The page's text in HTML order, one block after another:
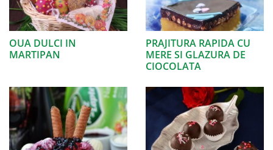
OUA DULCI IN
MARTIPAN
PRAJITURA RAPIDA CU
MERE SI GLAZURA DE
CIOCOLATA